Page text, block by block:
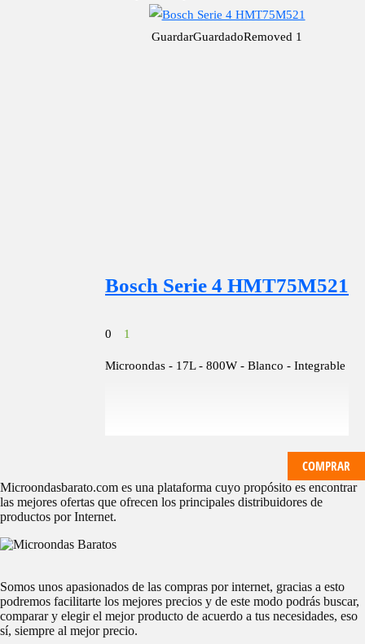
GuardarGuardadoRemoved 1
Bosch Serie 4 HMT75M521
0 1
Microondas - 17L - 800W - Blanco - Integrable
COMPRAR
Microondasbarato.com es una plataforma cuyo propósito es encontrar
las mejores ofertas que ofrecen los principales distribuidores de
productos por Internet.
Somos unos apasionados de las compras por internet, gracias a esto
podremos facilitarte los mejores precios y de este modo podrás buscar,
comparar y elegir el mejor producto de acuerdo a tus necesidades, eso
sí, siempre al mejor precio.